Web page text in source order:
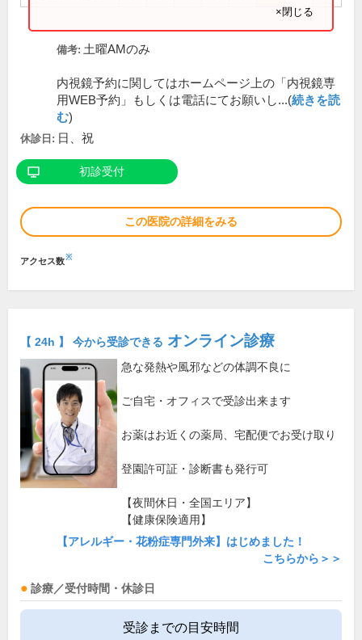
×閉じる
備考: 土曜AMのみ
内視鏡予約に関してはホームページ上の「内視鏡専
用WEB予約」もしくは電話にてお願いし...(続きを読
む)
休診日: 日、祝
初診受付
この医院の詳細をみる
アクセス数※
【 24h 】 今から受診できる オンライン診療
急な発熱や風邪などの体調不良に
ご自宅・オフィスで受診出来ます
お薬はお近くの薬局、宅配便でお受け取り
登園許可証・診断書も発行可
【夜間休日・全国エリア】
【健康保険適用】
【アレルギー・花粉症専門外来】はじめました！
こちらから＞＞
診療／受付時間・休診日
受診までの目安時間